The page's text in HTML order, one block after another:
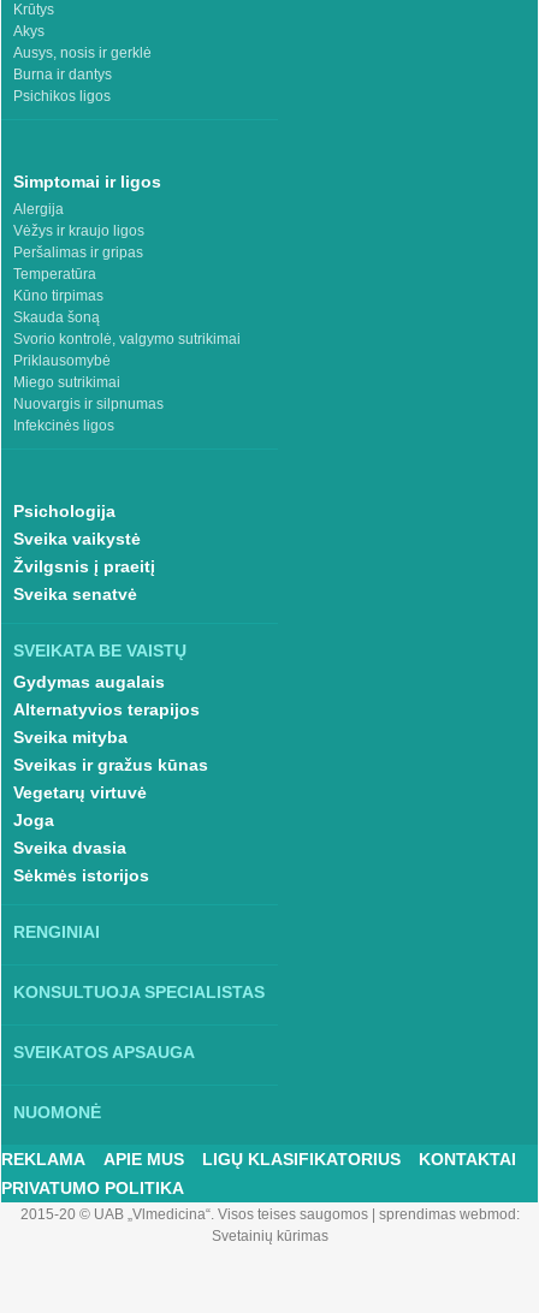
Krūtys
Akys
Ausys, nosis ir gerklė
Burna ir dantys
Psichikos ligos
Simptomai ir ligos
Alergija
Vėžys ir kraujo ligos
Peršalimas ir gripas
Temperatūra
Kūno tirpimas
Skauda šoną
Svorio kontrolė, valgymo sutrikimai
Priklausomybė
Miego sutrikimai
Nuovargis ir silpnumas
Infekcinės ligos
Psichologija
Sveika vaikystė
Žvilgsnis į praeitį
Sveika senatvė
SVEIKATA BE VAISTŲ
Gydymas augalais
Alternatyvios terapijos
Sveika mityba
Sveikas ir gražus kūnas
Vegetarų virtuvė
Joga
Sveika dvasia
Sėkmės istorijos
RENGINIAI
KONSULTUOJA SPECIALISTAS
SVEIKATOS APSAUGA
NUOMONĖ
REKLAMA APIE MUS LIGŲ KLASIFIKATORIUS
KONTAKTAI
PRIVATUMO POLITIKA
2015-20 © UAB „Vlmedicina“. Visos teises saugomos| sprendimas webmod:
Svetainių kūrimas